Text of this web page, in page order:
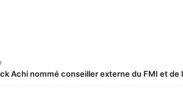
Achi nommé conseiller externe du FMI et de